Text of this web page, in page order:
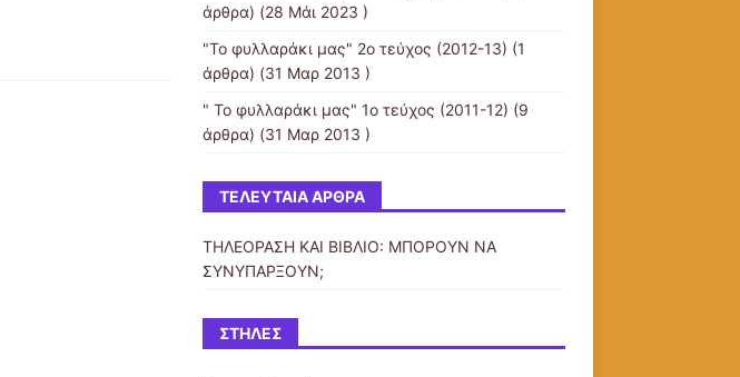
άρθρα) (28 Μάι 2023 )
"Το φυλλαράκι μας" 2ο τεύχος (2012-13) (1
άρθρα) (31 Μαρ 2013 )
" Το φυλλαράκι μας" 1ο τεύχος (2011-12) (9
άρθρα) (31 Μαρ 2013 )
ΤΕΛΕΥΤΑΊΑ ΆΡΘΡΑ
ΤΗΛΕΟΡΑΣΗ ΚΑΙ ΒΙΒΛΙΟ: ΜΠΟΡΟΥΝ ΝΑ
ΣΥΝΥΠΑΡΞΟΥΝ;
ΣΤΉΛΕΣ